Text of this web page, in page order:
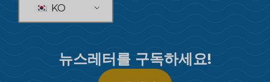
KO
뉴스레터를 구독하세요!